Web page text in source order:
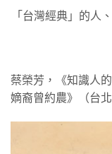
「台灣經典」的人
蔡榮芳，《知識人
嫡裔曾約農》（台